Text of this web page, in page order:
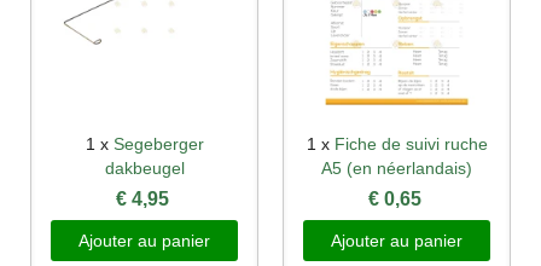
1 x Segeberger
dakbeugel
€ 4,95
Ajouter au panier
1 x Fiche de suivi ruche
A5 (en néerlandais)
€ 0,65
Ajouter au panier